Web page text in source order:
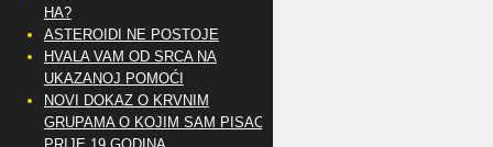
HA?
ASTEROIDI NE POSTOJE
HVALA VAM OD SRCA NA
UKAZANOJ POMOĆI
NOVI DOKAZ O KRVNIM
GRUPAMA O KOJIM SAM PISAO